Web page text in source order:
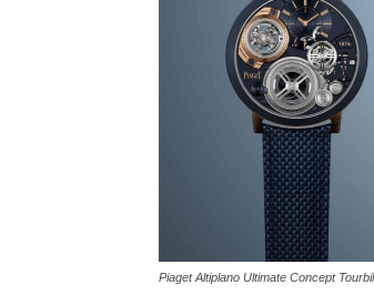
Piaget Altiplano Ultimate Concept